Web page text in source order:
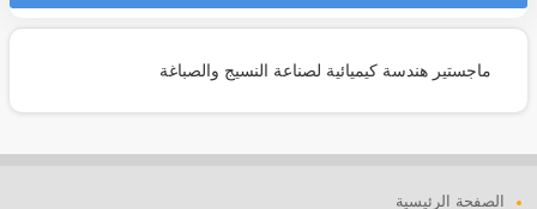
ماجستير هندسة كيميائية لصناعة النسيج والصباغة
الصفحة الرئيسية